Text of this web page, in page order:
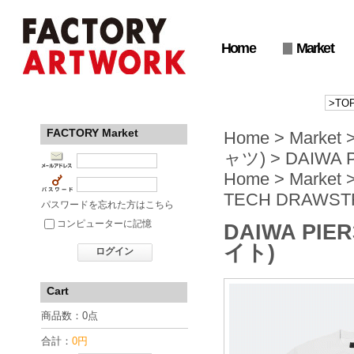
Home Market
FACTORY Market
パスワードを忘れた方はこちら
コンピューターに記憶
ログイン
Cart
商品数：0点
合計： 0円
Home > Market
ャツ) > DAIWA
Home > Market
TECH
DAIWA
イト)